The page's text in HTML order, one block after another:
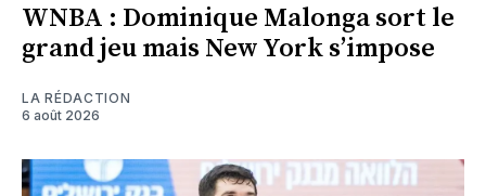
WNBA : Dominique Malonga sort le
grand jeu mais New York s’impose
LA RÉDACTION
6 août 2026